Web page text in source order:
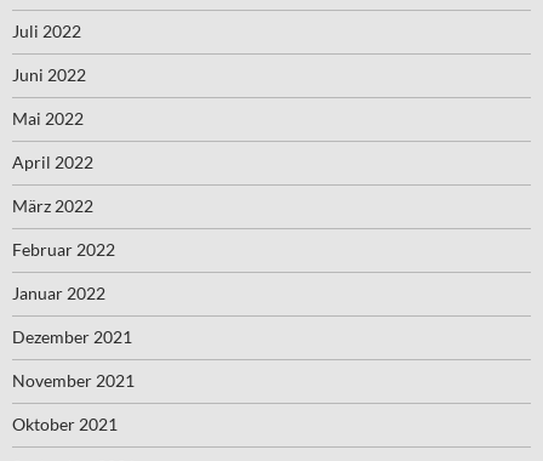
Juli 2022
Juni 2022
Mai 2022
April 2022
März 2022
Februar 2022
Januar 2022
Dezember 2021
November 2021
Oktober 2021